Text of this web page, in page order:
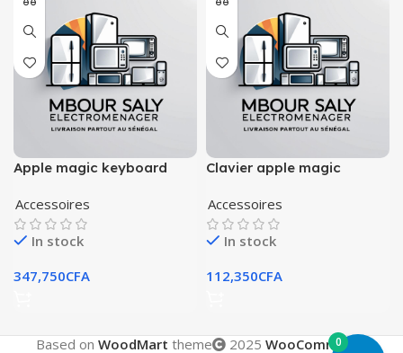
Apple magic keyboard
Accessoires
In stock
347,750CFA
Clavier apple magic
numérique
Accessoires
In stock
112,350CFA
Based on WoodMart theme 2025 WooCommerce
0